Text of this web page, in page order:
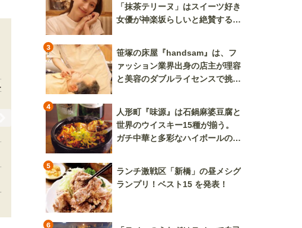
「抹茶テリーヌ」はスイーツ好き
女優が神楽坂らしいと絶賛する逸
3
笹塚の床屋『handsam』は、フ
ァッション業界出身の店主が理容
と美容のダブルライセンスで挑む
4
人形町『味源』は石鍋麻婆豆腐と
世界のウイスキー15種が揃う。
ガチ中華と多彩なハイボールの組
5
ランチ激戦区「新橋」の昼メシグ
ランプリ！ベスト15 を発表！
6